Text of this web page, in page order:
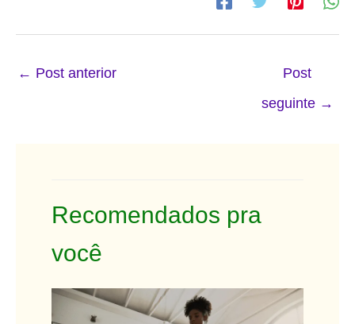
← Post anterior
Post
seguinte →
Recomendados pra
você